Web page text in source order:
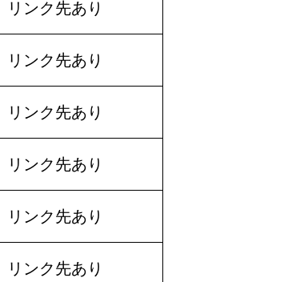
リンク先あり
リンク先あり
リンク先あり
リンク先あり
リンク先あり
リンク先あり